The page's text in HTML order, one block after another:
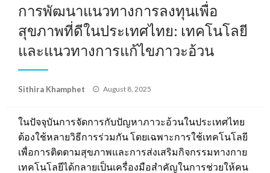
การพัฒนาแนวทางการลงทุนเพื่อ
สุขภาพที่ดีในประเทศไทย: เทคโนโลยี
และแนวทางการแก้ไขภาวะอ้วน
Sithira Khamphet
Posted
August 8, 2025
ในปัจจุบันการจัดการกับปัญหาภาวะอ้วนในประเทศไทย
ต้องใช้หลายวิธีการร่วมกัน โดยเฉพาะการใช้เทคโนโลยี
เพื่อการติดตามสุขภาพและการส่งเสริมกิจกรรมทางกาย
เทคโนโลยีได้กลายเป็นเครื่องมือสำคัญในการช่วยให้คน